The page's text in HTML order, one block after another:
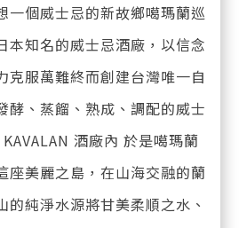
一個威士忌的新故鄉噶瑪蘭巡
本知名的威士忌酒廠，以信念
克服萬難終而創建台灣唯一自
酵、蒸餾、熟成、調配的威士
酒廠內 於是噶瑪蘭
座美麗之島，在山海交融的蘭
的純淨水源將甘美柔順之水、